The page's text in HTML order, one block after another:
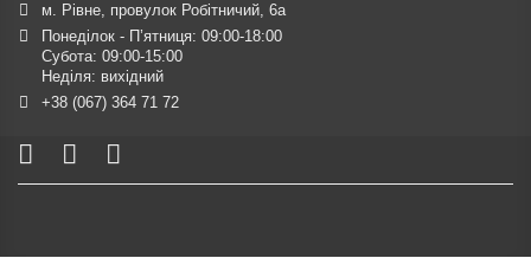
м. Рівне, провулок Робітничий, 6а
Понеділок - П’ятниця: 09:00-18:00
Субота: 09:00-15:00
Неділя: вихідний
+38 (067) 364 71 72